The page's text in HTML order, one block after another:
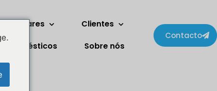
andares
Clientes
Sobre nós
Contacto